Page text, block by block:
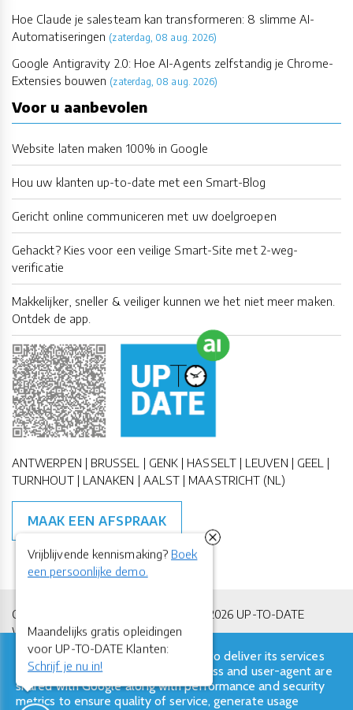
Hoe Claude je salesteam kan transformeren: 8 slimme AI-
Automatiseringen (zaterdag, 08 aug. 2026)
Google Antigravity 2.0: Hoe AI-Agents zelfstandig je Chrome-
Extensies bouwen (zaterdag, 08 aug. 2026)
Voor u aanbevolen
Website laten maken 100% in Google
Hou uw klanten up-to-date met een Smart-Blog
Gericht online communiceren met uw doelgroepen
Gehackt? Kies voor een veilige Smart-Site met 2-weg-
verificatie
Makkelijker, sneller & veiliger kunnen we het niet meer maken.
Ontdek de app.
ANTWERPEN | BRUSSEL | GENK | HASSELT | LEUVEN | GEEL |
TURNHOUT | LANAKEN | AALST | MAASTRICHT (NL)
MAAK EEN AFSPRAAK
Copyright All Rights Reserved © 2011-2026 UP-TO-DATE
WebDesign
Privacy & Cookies
Locations Algemene Voorwaarden
This site uses cookies from Google to deliver its services
and to analyze traffic. Your IP address and user-agent are
shared with Google along with performance and security
metrics to ensure quality of service, generate usage
Vrijblijvende kennismaking? Boek
een persoonlijke demo.
Maandelijks gratis opleidingen
voor UP-TO-DATE Klanten:
Schrijf je nu in!